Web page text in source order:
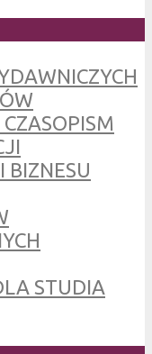
BIZNESU
STUDIA